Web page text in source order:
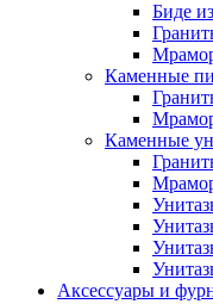
Биде
Каменные
Каменные
Аксессуары и